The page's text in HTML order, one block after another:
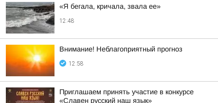
«Я бегала, кричала, звала ее»
12:48
Внимание! Неблагоприятный прогноз
12:58
Приглашаем принять участие в конкурсе
«Славен русский наш язык»